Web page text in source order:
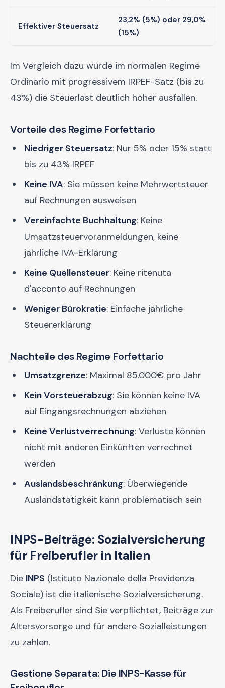
Effektiver Steuersatz
23,2% (5%) oder 29,0%
(15%)
Im Vergleich dazu würde im normalen Regime
Ordinario mit progressivem IRPEF-Satz (bis zu
43%) die Steuerlast deutlich höher ausfallen.
Vorteile des Regime Forfettario
Niedriger Steuersatz: Nur 5% oder 15% statt
bis zu 43% IRPEF
Keine IVA: Sie müssen keine Mehrwertsteuer
auf Rechnungen ausweisen
Vereinfachte Buchhaltung: Keine
Umsatzsteuervoranmeldungen, keine
jährliche IVA-Erklärung
Keine Quellensteuer: Keine ritenuta
d'acconto auf Rechnungen
Weniger Bürokratie: Einfache jährliche
Steuererklärung
Nachteile des Regime Forfettario
Umsatzgrenze: Maximal 85.000€ pro Jahr
Kein Vorsteuerabzug: Sie können keine IVA
auf Eingangsrechnungen abziehen
Keine Verlustverrechnung: Verluste können
nicht mit anderen Einkünften verrechnet
werden
Auslandsbeschränkung: Überwiegende
Auslandstätigkeit kann problematisch sein
INPS-Beiträge: Sozialversicherung
für Freiberufler in Italien
Die INPS (Istituto Nazionale della Previdenza
Sociale) ist die italienische Sozialversicherung.
Als Freiberufler sind Sie verpflichtet, Beiträge zur
Altersvorsorge und für andere Sozialleistungen
zu zahlen.
Gestione Separata: Die INPS-Kasse für